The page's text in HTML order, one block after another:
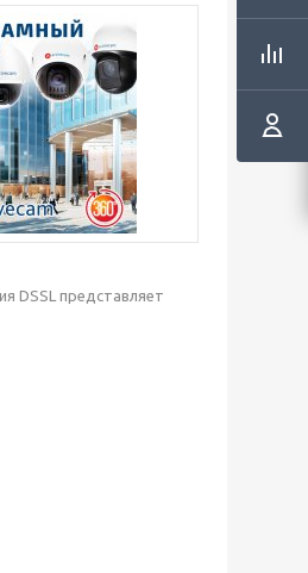
DSSL представляет